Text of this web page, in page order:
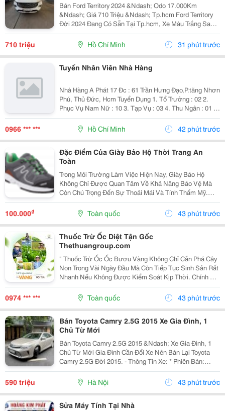
Bán Ford Territory 2024 &Ndash; Odo 17.000Km
&Ndash; Giá 710 Triệu &Ndash; Tp.hcm Ford Territory
Đời 2024 Đang Có Sẵn Tại Tp.hcm, Xe Màu Trắng Sang
Trọng, Ngoại Hình Hiện Đại, Phù Hợp Nhu Cầu Sử Dụng
Gia Đình, Đi Làm Hoặc Kinh Doanh Dịch Vụ. &Diams;...
710 triệu Hồ Chí Minh 31 phút trước
Tuyển Nhân Viên Nhà Hàng
Nhà Hàng A Phát 17 Đc : 61 Trần Hưng Đạo,P.tăng Nhơn
Phú, Thủ Đức, Hcm Tuyển Dụng 1. Tổ Trưởng : 02 2.
Phục Vụ Nam Nữ : 10 3. Tạp Vụ : 03 4. Thu Ngân : 01 5.
Tiếp Thực : 02 6. Tả Hổ : 02 Mức Lương + Phụ Cấp :
Thoả Thuận Khi Phỏng...
0966 *** *** Hồ Chí Minh 42 phút trước
Đặc Điểm Của Giày Bảo Hộ Thời Trang An
Toàn
Trong Môi Trường Làm Việc Hiện Nay, Giày Bảo Hộ
Không Chỉ Được Quan Tâm Về Khả Năng Bảo Vệ Mà
Còn Chú Trọng Đến Sự Thoải Mái Và Tính Thẩm Mỹ.
Chính Vì Vậy, Giày Bảo Hộ Thời Trang An Toàn Đang Trở
Thành Lựa Chọn Được Nhiều Người Lao Động, Kỹ Sư
100.000₫ Toàn quốc 43 phút trước
Thuốc Trừ Ốc Diệt Tận Gốc
Thethuangroup.com
" Thuốc Trừ Ốc Ốc Bươu Vàng Không Chỉ Cắn Phá Cây
Non Trong Vài Ngày Đầu Mà Còn Tiếp Tục Sinh Sản Rất
Nhanh Nếu Không Được Kiểm Soát Kịp Thời. Chính Vì
Vậy, Khi Tìm Kiếm Giải Pháp Phòng Trừ, Nhiều Bà Con
Thường Đặt Ra Một Mong Muốn Rất Rõ Ràng: Xử Lý...
0974 *** *** Toàn quốc 43 phút trước
Bán Toyota Camry 2.5G 2015 Xe Gia Đình, 1
Chủ Từ Mới
Bán Toyota Camry 2.5G 2015 &Ndash; Xe Gia Đình, 1
Chủ Từ Mới Gia Đình Cần Đổi Xe Nên Bán Lại Toyota
Camry 2.5G Đời 2015. - Thông Tin Xe: * Phiên Bản:
Toyota Camry 2.5G * Năm Sản Xuất: 2015 * Odo: 11 Vạn
Km * Xe 1 Chủ Từ Đầu * Xuất Hóa Đơn Công...
590 triệu Hà Nội 43 phút trước
Sửa Máy Tính Tại Nhà